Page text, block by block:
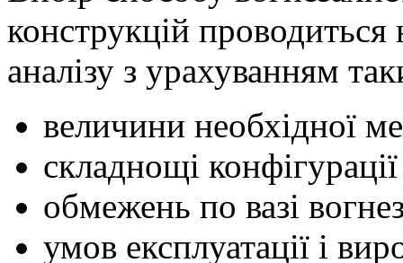
конструкцій проводиться
аналізу з урахуванням
величини необхідної
складнощі
обмежень по вазі
умов експлуатації і